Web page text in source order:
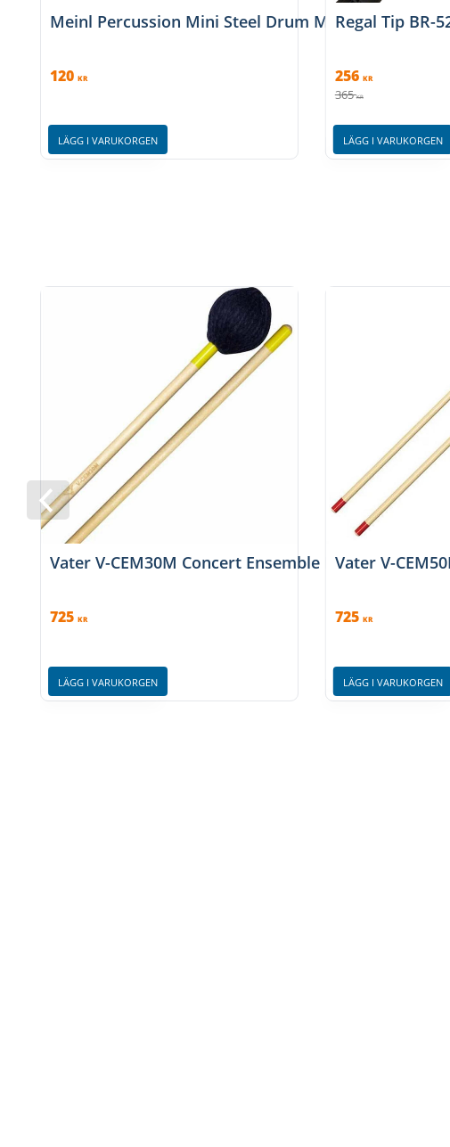
Meinl Percussion Mini Steel Drum Mallets, MSTDM,
120 KR
LÄGG I VARUKORGEN
Regal Tip BR-
256 KR
365 KR
LÄGG I VARUKORGEN
Vater V-CEM30M Concert Ensemble Marimba
725 KR
LÄGG I VARUKORGEN
Vater V-
725 KR
LÄGG I VARUKORGEN